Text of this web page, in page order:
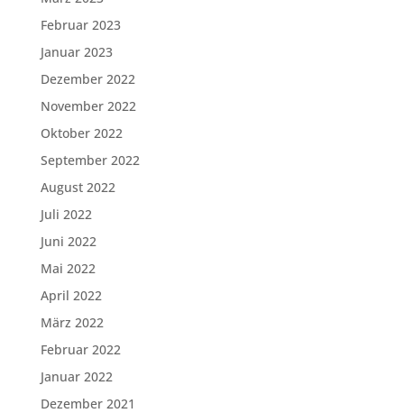
Februar 2023
Januar 2023
Dezember 2022
November 2022
Oktober 2022
September 2022
August 2022
Juli 2022
Juni 2022
Mai 2022
April 2022
März 2022
Februar 2022
Januar 2022
Dezember 2021